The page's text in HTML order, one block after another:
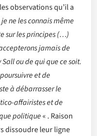
observations qu’il a
je ne les connais même
sur les principes (…)
jamais de
ou de qui que ce soit.
et de
à débarrasser le
affairistes et de
politique« . Raison
dissoudre leur ligne